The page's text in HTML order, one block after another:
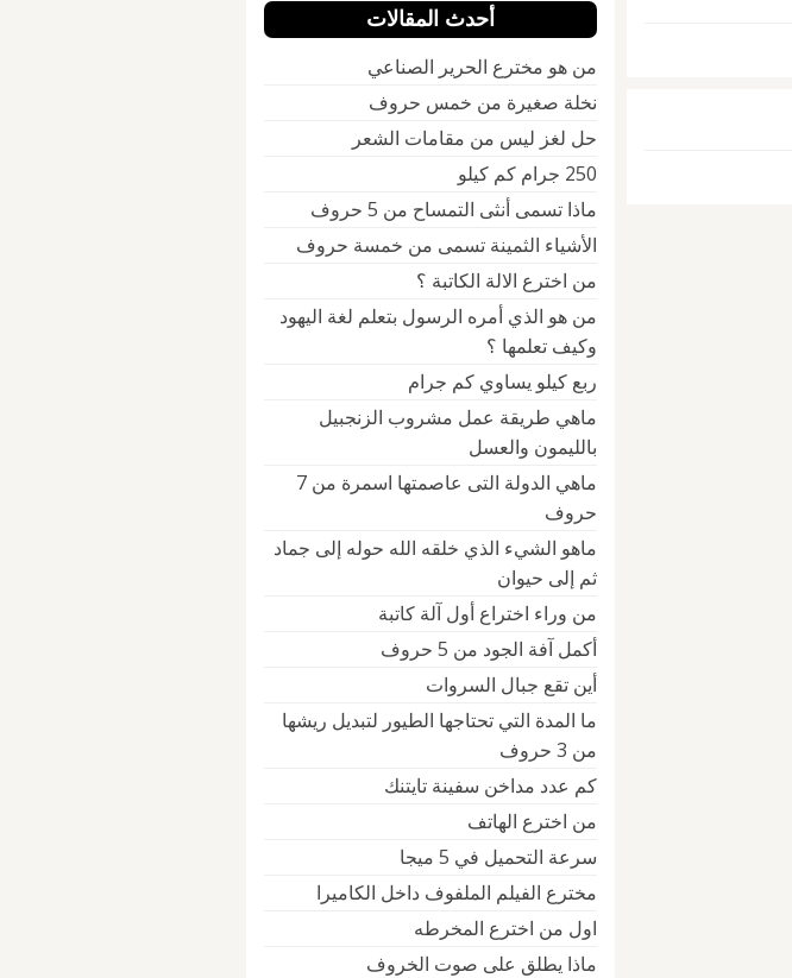
أحدث المقالات
من هو مخترع الحرير الصناعي
نخلة صغيرة من خمس حروف
حل لغز ليس من مقامات الشعر
250 جرام كم كيلو
ماذا تسمى أنثى التمساح من 5 حروف
الأشياء الثمينة تسمى من خمسة حروف
من اخترع الالة الكاتبة ؟
من هو الذي أمره الرسول بتعلم لغة اليهود
وكيف تعلمها ؟
ربع كيلو يساوي كم جرام
ماهي طريقة عمل مشروب الزنجبيل
بالليمون والعسل
ماهي الدولة التى عاصمتها اسمرة من 7
حروف
ماهو الشيء الذي خلقه الله حوله إلى جماد
ثم إلى حيوان
من وراء اختراع أول آلة كاتبة
أكمل آفة الجود من 5 حروف
أين تقع جبال السروات
ما المدة التي تحتاجها الطيور لتبديل ريشها
من 3 حروف
كم عدد مداخن سفينة تايتنك
من اخترع الهاتف
سرعة التحميل في 5 ميجا
مخترع الفيلم الملفوف داخل الكاميرا
اول من اخترع المخرطه
ماذا يطلق على صوت الخروف